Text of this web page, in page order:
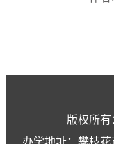
版权所
办学地址：攀枝